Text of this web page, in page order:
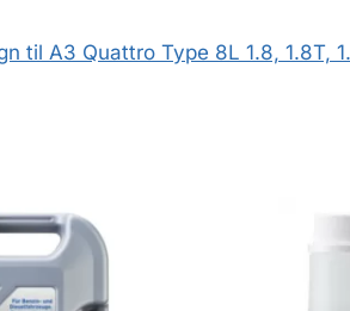
til A3 Quattro Type 8L 1.8, 1.8T,